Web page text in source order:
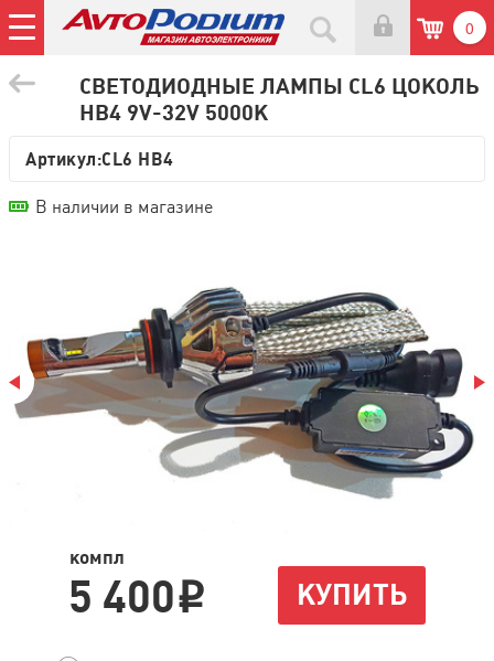
0
СВЕТОДИОДНЫЕ ЛАМПЫ CL6 ЦОКОЛЬ
HB4 9V-32V 5000K
Артикул:CL6 HB4
компл
5 400i КУПИТЬ
В наличии в магазине